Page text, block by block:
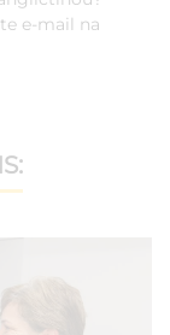
e-mail na